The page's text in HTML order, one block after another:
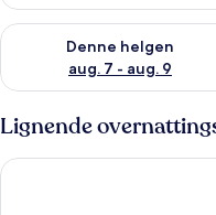
Denne helgen
aug. 7 - aug. 9
Sjekk tilgjengelighet for
Lignende
Suburban Studios